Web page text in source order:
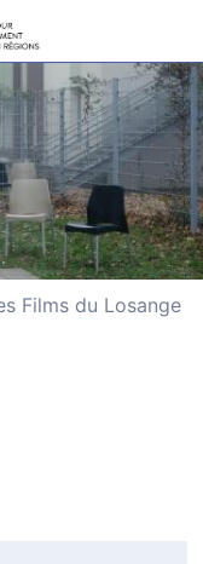
Films du Losange